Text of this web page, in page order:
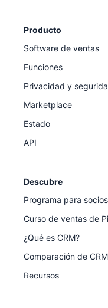
Producto
Software de ventas
Funciones
Privacidad y
Marketplace
Estado
API
Descubre
Programa para socios
Curso de ventas de
¿Qué es CRM?
Comparación de CRM
Recursos